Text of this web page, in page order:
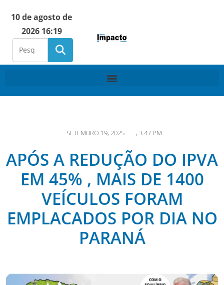
10 de agosto de
2026 16:19
SETEMBRO 19, 2025 , 3:47 PM
APÓS A REDUÇÃO DO IPVA
EM 45% , MAIS DE 1400
VEÍCULOS FORAM
EMPLACADOS POR DIA NO
PARANÁ